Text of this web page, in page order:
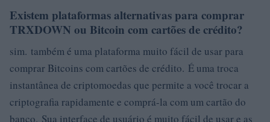
Existem plataformas alternativas para comprar
TRXDOWN ou Bitcoin com cartões de crédito?
sim. também é uma plataforma muito fácil de usar para
comprar Bitcoins com cartões de crédito. É uma troca
instantânea de criptomoedas que permite a você trocar a
criptografia rapidamente e comprá-la com um cartão do
banco. Sua interface de usuário é muito fácil de usar e as